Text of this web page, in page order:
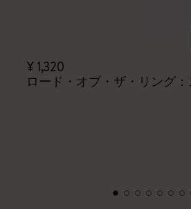
¥ 1,320
ロード・オブ・ザ・リング